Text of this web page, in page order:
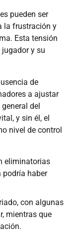
pueden ser
la frustración y
Esta tensión
y su
de
a ajustar
del
y sin él, el
nivel de control
eliminatorias
podría haber
con algunas
mientras que